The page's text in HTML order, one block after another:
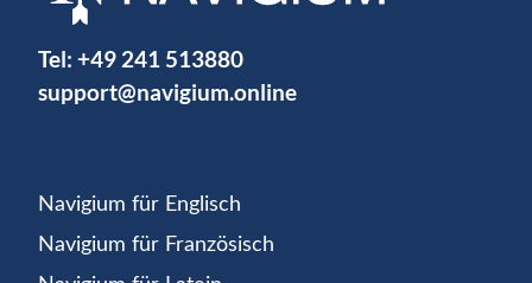
Tel: +49 241 513880
support@navigium.online
Navigium für Englisch
Navigium für Französisch